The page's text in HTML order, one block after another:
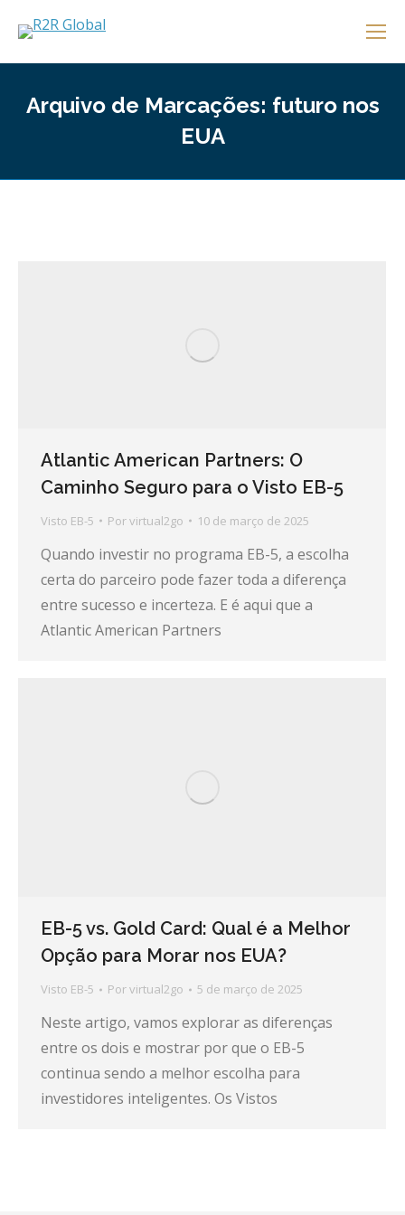
Arquivo de Marcações: futuro nos
EUA
Atlantic American Partners: O
Caminho Seguro para o Visto EB-5
Visto EB-5 Porvirtual2go 10 de março de 2025
Quando investir no programa EB-5, a escolha
certa do parceiro pode fazer toda a diferença
entre sucesso e incerteza. E é aqui que a
Atlantic American Partners
EB-5 vs. Gold Card: Qual é a Melhor
Opção para Morar nos EUA?
Visto EB-5 Porvirtual2go 5 de março de 2025
Neste artigo, vamos explorar as diferenças
entre os dois e mostrar por que o EB-5
continua sendo a melhor escolha para
investidores inteligentes. Os Vistos